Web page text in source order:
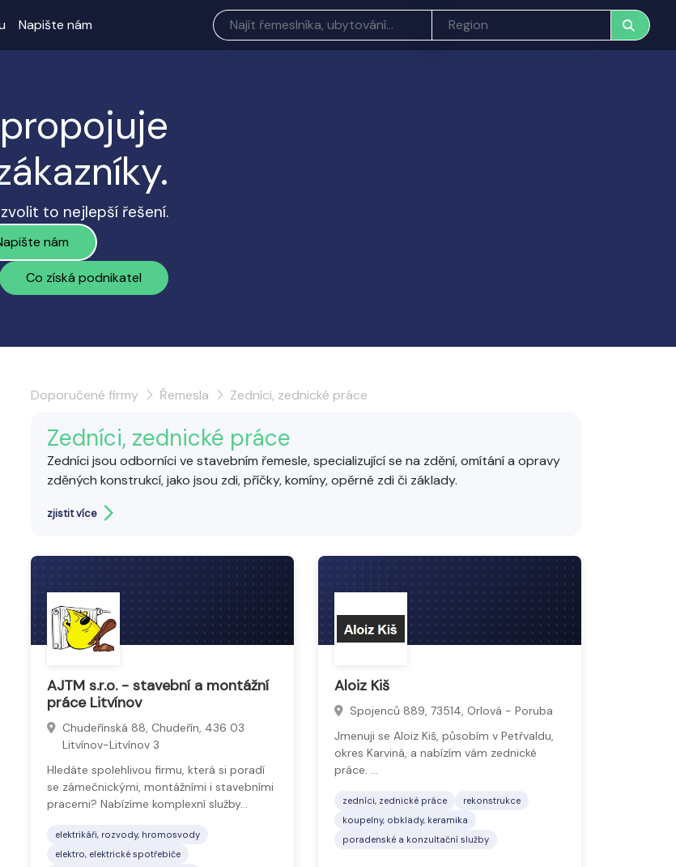
Napište nám
to nejlepší řešení.
nám
Co získá podnikatel
Doporučené firmy Řemesla Zedníci, zednické práce
Zedníci, zednické práce
Zedníci jsou odborníci ve stavebním řemesle, specializující se na zdění, omítání a opravy
zděných konstrukcí, jako jsou zdi, příčky, komíny, opěrné zdi či základy.
Provádějí také omítky, štuky a přípravu podkladů pro další stavební práce. Pracují s
Zednictví patří k nejstarším řemeslům a vyžaduje preciznost i technologickou znalost.
zjistit více
AJTM s.r.o. - stavební a montážní
práce Litvínov
Chudeřínská 88, Chudeřín, 436 03
Litvínov-Litvínov 3
Hledáte spolehlivou firmu, která si poradí
se zámečnickými, montážními i stavebními
pracemi? Nabízíme komplexní služby…
elektrikáři, rozvody, hromosvody
elektro, elektrické spotřebiče
Aloiz Kiš
Spojenců 889, 73514, Orlová - Poruba
Jmenuji se Aloiz Kiš, působím v Petřvaldu,
okres Karviná, a nabízím vám zednické
práce. …
zedníci, zednické práce
rekonstrukce
koupelny, obklady, keramika
poradenské a konzultační služby